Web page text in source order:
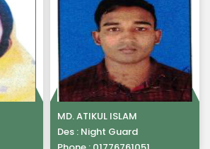
MD. ATIKUL ISLAM
Des : Night Guard